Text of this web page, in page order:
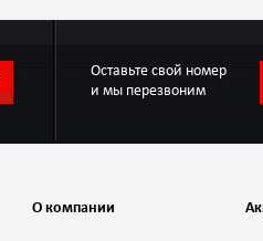
Оставьте свой номер
и мы перезвоним
О компании